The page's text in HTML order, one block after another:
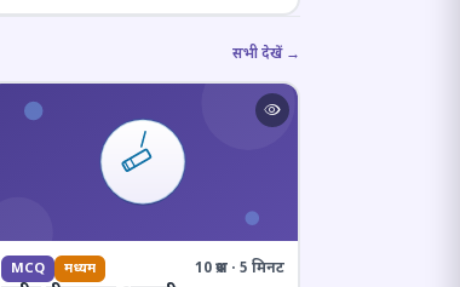
सभी देखें →
MCQ मध्यम 10 प्रश्न · 5 मिनट